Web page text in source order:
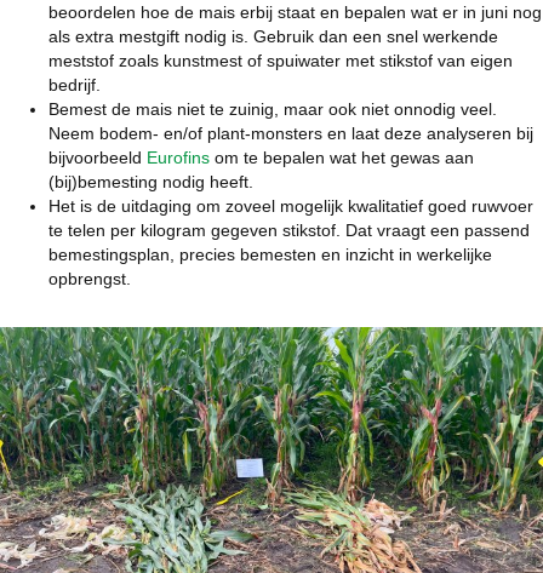
beoordelen hoe de mais erbij staat en bepalen wat er in juni nog
als extra mestgift nodig is. Gebruik dan een snel werkende
meststof zoals kunstmest of spuiwater met stikstof van eigen
bedrijf.
Bemest de mais niet te zuinig, maar ook niet onnodig veel.
Neem bodem- en/of plant-monsters en laat deze analyseren bij
bijvoorbeeld Eurofins om te bepalen wat het gewas aan
(bij)bemesting nodig heeft.
Het is de uitdaging om zoveel mogelijk kwalitatief goed ruwvoer
te telen per kilogram gegeven stikstof. Dat vraagt een passend
bemestingsplan, precies bemesten en inzicht in werkelijke
opbrengst.